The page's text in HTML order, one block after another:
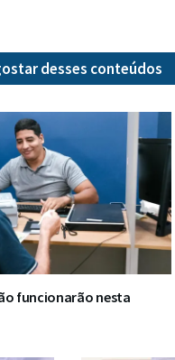
desses conteúdos
funcionarão nesta